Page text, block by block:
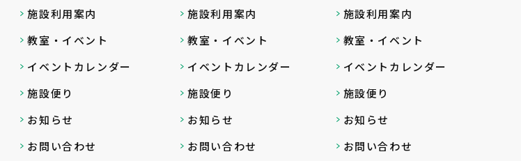
施設利用案内
教室・イベント
イベントカレンダー
施設便り
お知らせ
お問い合わせ
施設利用案内
教室・イベント
イベントカレンダー
施設便り
お知らせ
お問い合わせ
施設利用案内
教室・イベント
イベントカレンダー
施設便り
お知らせ
お問い合わせ